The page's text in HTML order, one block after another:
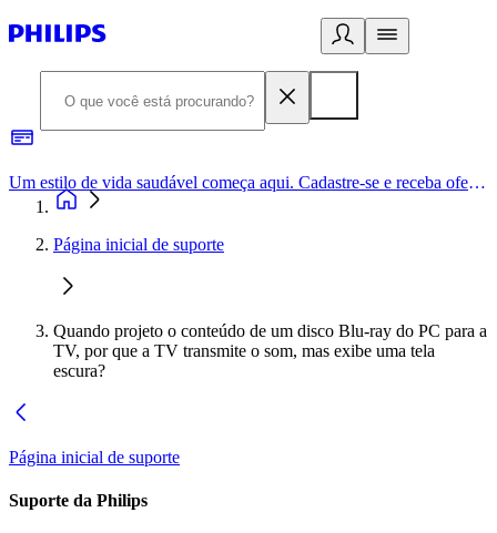
Um estilo de vida saudável começa aqui. Cadastre-se e receba ofertas exclusivas.
Página inicial de suporte
Quando projeto o conteúdo de um disco Blu-ray do PC para a
TV, por que a TV transmite o som, mas exibe uma tela
escura?
Página inicial de suporte
Suporte da Philips